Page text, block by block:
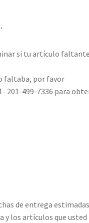
‘
si tu artículo faltante
faltaba, por favor
201-499-7336 para
de entrega estimadas
y los artículos que usted